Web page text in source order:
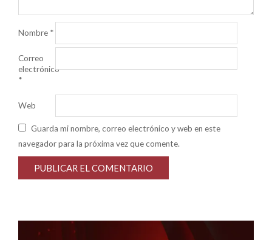
Nombre *
Correo
electrónico
*
Web
Guarda mi nombre, correo electrónico y web en este
navegador para la próxima vez que comente.